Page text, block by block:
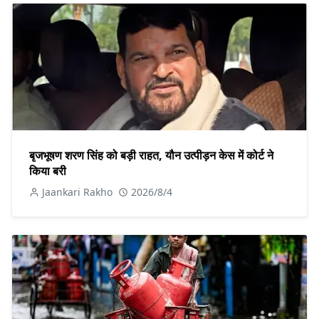
बृजभूषण शरण सिंह को बड़ी राहत, यौन उत्पीड़न केस में कोर्ट ने
किया बरी
Jaankari Rakho 2026/8/4